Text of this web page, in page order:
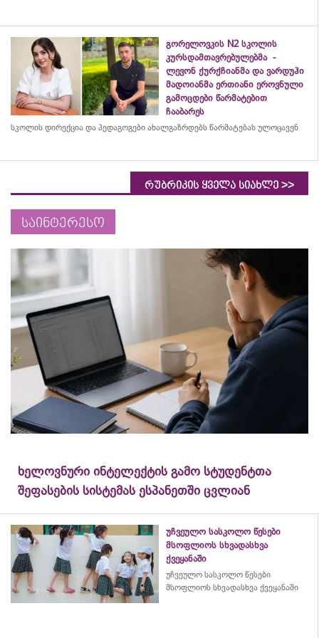
გორელოვკის N2 სკოლის
კურსდამთავრებულებმა -
ლევონ ქურქჩიანმა და ვარდუჰი
მადოიანმა ერთიანი ეროვნული
გამოცდები წარმატებით
ჩააბარეს
სკოლის დირექცია და პედაგოგები ახალგაზრდებს წარმატებას ულოცავენ
რუბრიკის ყველა სიახლე >>
საინტერესო
ხელოვნური ინტელექტის გამო სტუდენტთა
შეფასების სისტემას ესპანეთში ცვლიან
უჩვეულო სასკოლო წესები
მსოფლიოს სხვადასხვა
ქვეყანაში
უჩვეულო სასკოლო წესები
მსოფლიოს სხვადასხვა ქვეყანაში